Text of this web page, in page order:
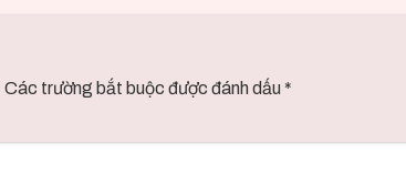
Các trường bắt buộc được đánh dấu *